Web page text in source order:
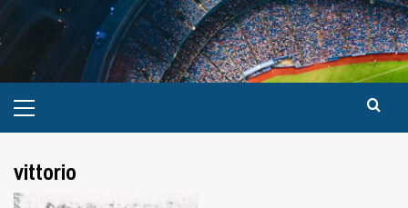
vittorio